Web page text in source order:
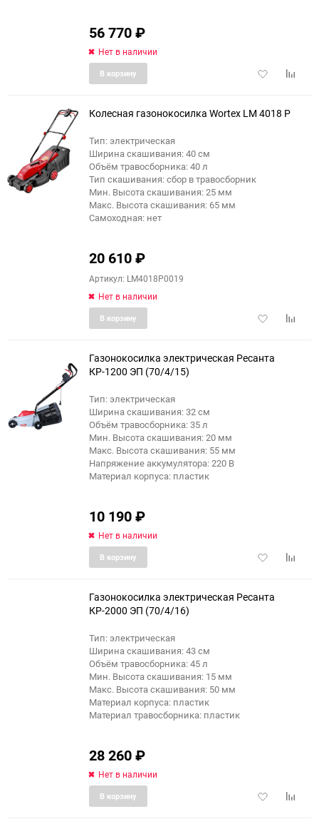
56 770₽
Нет в наличии
Добавить
В корзину
Колесная газонокосилка Wortex LM 4018 P
Тип: электрическая
Ширина скашивания: 40 см
Объём травосборника: 40 л
Тип скашивания: сбор в травосборник
Мин. Высота скашивания: 25 мм
Макс. Высота скашивания: 65 мм
Самоходная: нет
20 610₽
Артикул: LM4018P0019
Нет в наличии
Добавить
В корзину
еще 5 фото
Газонокосилка электрическая Ресанта
КР-1200 ЭП (70/4/15)
Тип: электрическая
Ширина скашивания: 32 см
Объём травосборника: 35 л
Мин. Высота скашивания: 20 мм
Макс. Высота скашивания: 55 мм
Напряжение аккумулятора: 220 В
Материал корпуса: пластик
10 190₽
Нет в наличии
Добавить
В корзину
Газонокосилка электрическая Ресанта
КР-2000 ЭП (70/4/16)
Тип: электрическая
Ширина скашивания: 43 см
Объём травосборника: 45 л
Мин. Высота скашивания: 15 мм
Макс. Высота скашивания: 50 мм
Материал корпуса: пластик
Материал травосборника: пластик
28 260₽
Нет в наличии
Добавить
В корзину